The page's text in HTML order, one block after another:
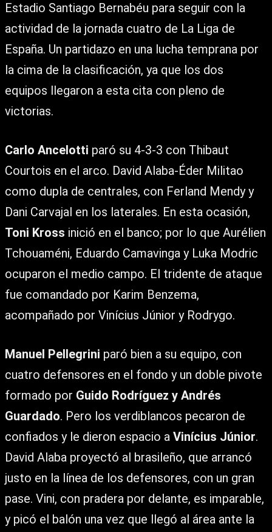
Estadio Santiago Bernabéu para seguir con la
actividad de la jornada cuatro de La Liga de
España. Un partidazo en una lucha temprana por
la cima de la clasificación, ya que los dos
equipos llegaron a esta cita con pleno de
victorias.
Carlo Ancelotti paró su 4-3-3 con Thibaut
Courtois en el arco. David Alaba-Éder Militao
como dupla de centrales, con Ferland Mendy y
Dani Carvajal en los laterales. En esta ocasión,
Toni Kross inició en el banco; por lo que Aurélien
Tchouaméni, Eduardo Camavinga y Luka Modric
ocuparon el medio campo. El tridente de ataque
fue comandado por Karim Benzema,
acompañado por Vinícius Júnior y Rodrygo.
Manuel Pellegrini paró bien a su equipo, con
cuatro defensores en el fondo y un doble pivote
formado por Guido Rodríguez y Andrés
Guardado. Pero los verdiblancos pecaron de
confiados y le dieron espacio a Vinícius Júnior.
David Alaba proyectó al brasileño, que arrancó
justo en la línea de los defensores, con un gran
pase. Vini, con pradera por delante, es imparable,
y picó el balón una vez que llegó al área ante la